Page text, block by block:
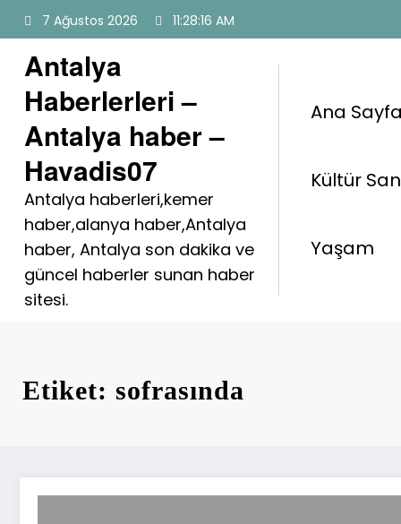
İçeriğe7 Ağustos 2026 11:28:16 AM
Antalya
Haberlerleri –
Antalya haber –
Havadis07
Antalya haberleri,kemer
haber,alanya haber,Antalya
haber, Antalya son dakika ve
güncel haberler sunan haber
sitesi.
Ana Sayfa
Kültür
Yaşam
Etiket: sofrasında